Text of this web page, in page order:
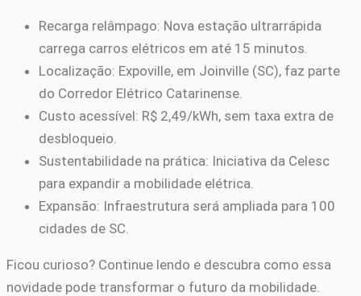
Recarga relâmpago: Nova estação ultrarrápida
carrega carros elétricos em até 15 minutos.
Localização: Expoville, em Joinville (SC), faz parte
do Corredor Elétrico Catarinense.
Custo acessível: R$ 2,49/kWh, sem taxa extra de
desbloqueio.
Sustentabilidade na prática: Iniciativa da Celesc
para expandir a mobilidade elétrica.
Expansão: Infraestrutura será ampliada para 100
cidades de SC.
Ficou curioso? Continue lendo e descubra como essa
novidade pode transformar o futuro da mobilidade.